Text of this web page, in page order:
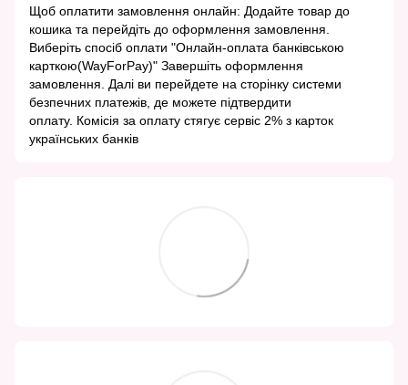
Щоб оплатити замовлення онлайн: Додайте товар до
кошика та перейдіть до оформлення замовлення.
Виберіть спосіб оплати "Онлайн-оплата банківською
карткою(WayForPay)" Завершіть оформлення
замовлення. Далі ви перейдете на сторінку системи
безпечних платежів, де можете підтвердити
оплату. Комісія за оплату стягує сервіс 2% з карток
українських банків